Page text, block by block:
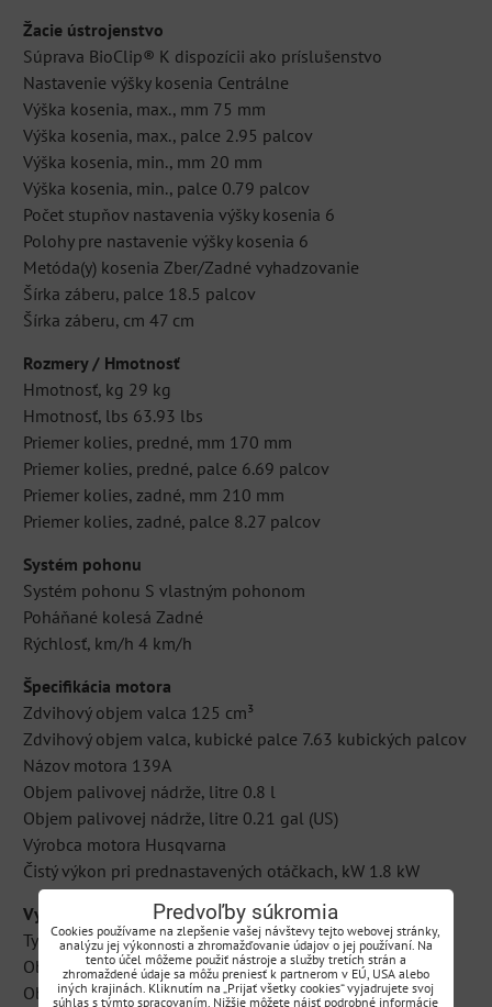
Žacie ústrojenstvo
Súprava BioClip® K dispozícii ako príslušenstvo
Nastavenie výšky kosenia Centrálne
Výška kosenia, max., mm 75 mm
Výška kosenia, max., palce 2.95 palcov
Výška kosenia, min., mm 20 mm
Výška kosenia, min., palce 0.79 palcov
Počet stupňov nastavenia výšky kosenia 6
Polohy pre nastavenie výšky kosenia 6
Metóda(y) kosenia Zber/Zadné vyhadzovanie
Šírka záberu, palce 18.5 palcov
Šírka záberu, cm 47 cm
Rozmery / Hmotnosť
Hmotnosť, kg 29 kg
Hmotnosť, lbs 63.93 lbs
Priemer kolies, predné, mm 170 mm
Priemer kolies, predné, palce 6.69 palcov
Priemer kolies, zadné, mm 210 mm
Priemer kolies, zadné, palce 8.27 palcov
Systém pohonu
Systém pohonu S vlastným pohonom
Poháňané kolesá Zadné
Rýchlosť, km/h 4 km/h
Špecifikácia motora
Zdvihový objem valca 125 cm³
Zdvihový objem valca, kubické palce 7.63 kubických palcov
Názov motora 139A
Objem palivovej nádrže, litre 0.8 l
Objem palivovej nádrže, litre 0.21 gal (US)
Výrobca motora Husqvarna
Čistý výkon pri prednastavených otáčkach, kW 1.8 kW
Vybavenie
Typ zberného koša Tkanina zachytávajúca nečistoty
Objem zberného koša, kub. stopy 1.94 kubických stôp
Objem zberného koša, litre 55 l
Predvoľby súkromia
Cookies používame na zlepšenie vašej návštevy tejto webovej stránky,
analýzu jej výkonnosti a zhromažďovanie údajov o jej používaní. Na
tento účel môžeme použiť nástroje a služby tretích strán a
zhromaždené údaje sa môžu preniesť k partnerom v EÚ, USA alebo
iných krajinách. Kliknutím na „Prijať všetky cookies“ vyjadrujete svoj
súhlas s týmto spracovaním. Nižšie môžete nájsť podrobné informácie